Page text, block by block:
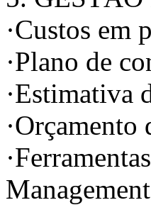
·Custos em
·Plano de
·Estimativa
·Orçamento
Management